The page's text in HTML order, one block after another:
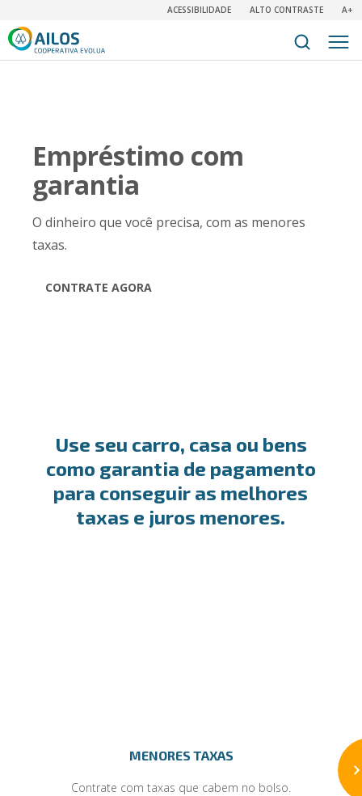
ACESSIBILIDADE ALTO CONTRASTE A+
Empréstimo com
garantia
O dinheiro que você precisa, com as menores
taxas.
CONTRATE AGORA
Use seu carro, casa ou bens
como garantia de pagamento
para conseguir as melhores
taxas e juros menores.
MENORES TAXAS
Contrate com taxas que cabem no bolso.